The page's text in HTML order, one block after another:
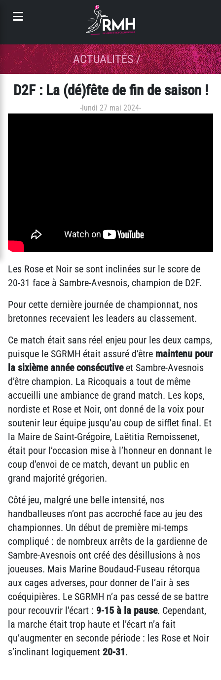
ACTUALITÉS/
D2F : La (dé)fête de fin de saison !
-lundi 27 mai 2024-
Les Rose et Noir se sont inclinées sur le score de
20-31 face à Sambre-Avesnois, champion de D2F.
Pour cette dernière journée de championnat, nos
bretonnes recevaient les leaders au classement.
Ce match était sans réel enjeu pour les deux camps,
puisque le SGRMH était assuré d’être maintenu pour
la sixième année consécutiveet Sambre-Avesnois
d’être champion. La Ricoquais a tout de même
accueilli une ambiance de grand match. Les kops,
nordiste et Rose et Noir, ont donné de la voix pour
soutenir leur équipe jusqu’au coup de sifflet final. Et
la Maire de Saint-Grégoire, Laëtitia Remoissenet,
était pour l’occasion mise à l’honneur en donnant le
coup d’envoi de ce match, devant un public en
grand majorité grégorien.
Côté jeu, malgré une belle intensité, nos
handballeuses n’ont pas accroché face au jeu des
championnes. Un début de première mi-temps
compliqué : de nombreux arrêts de la gardienne de
Sambre-Avesnois ont créé des désillusions à nos
joueuses. Mais Marine Boudaud-Fuseau rétorqua
aux cages adverses, pour donner de l’air à ses
coéquipières. Le SGRMH n’a pas cessé de se battre
pour recouvrir l’écart : 9-15 à la pause. Cependant,
la marche était trop haute et l’écart n’a fait
qu’augmenter en seconde période : les Rose et Noir
s’inclinant logiquement 20-31.
Panneau de gestion des cookies